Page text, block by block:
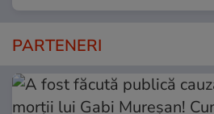
PARTENERI